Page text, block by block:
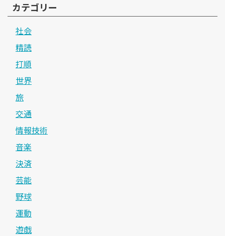
カテゴリー
社会
精読
打順
世界
旅
交通
情報技術
音楽
決済
芸能
野球
運動
遊戯